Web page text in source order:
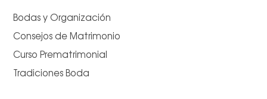
Bodas y Organización
Consejos de Matrimonio
Curso Prematrimonial
Tradiciones Boda